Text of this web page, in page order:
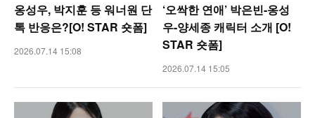
옹성우, 박지훈 등 워너원 단
톡 반응은?[O! STAR 숏폼]
2026.07.14 15:08
‘오싹한 연애’ 박은빈-옹성
우-양세종 캐릭터 소개 [O!
STAR 숏폼]
2026.07.14 15:05